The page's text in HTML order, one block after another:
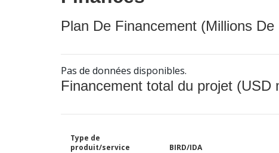
Plan De Financement (Millions De
Pas de données disponibles.
Financement total du projet (USD
Type de
produit/service
BIRD/IDA